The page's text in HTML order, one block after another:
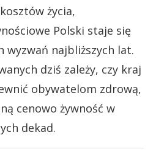
życia,
Polski staje się
wyzwań najbliższych lat.
dziś zależy, czy kraj
obywatelom zdrową,
cenowo żywność w
dekad.